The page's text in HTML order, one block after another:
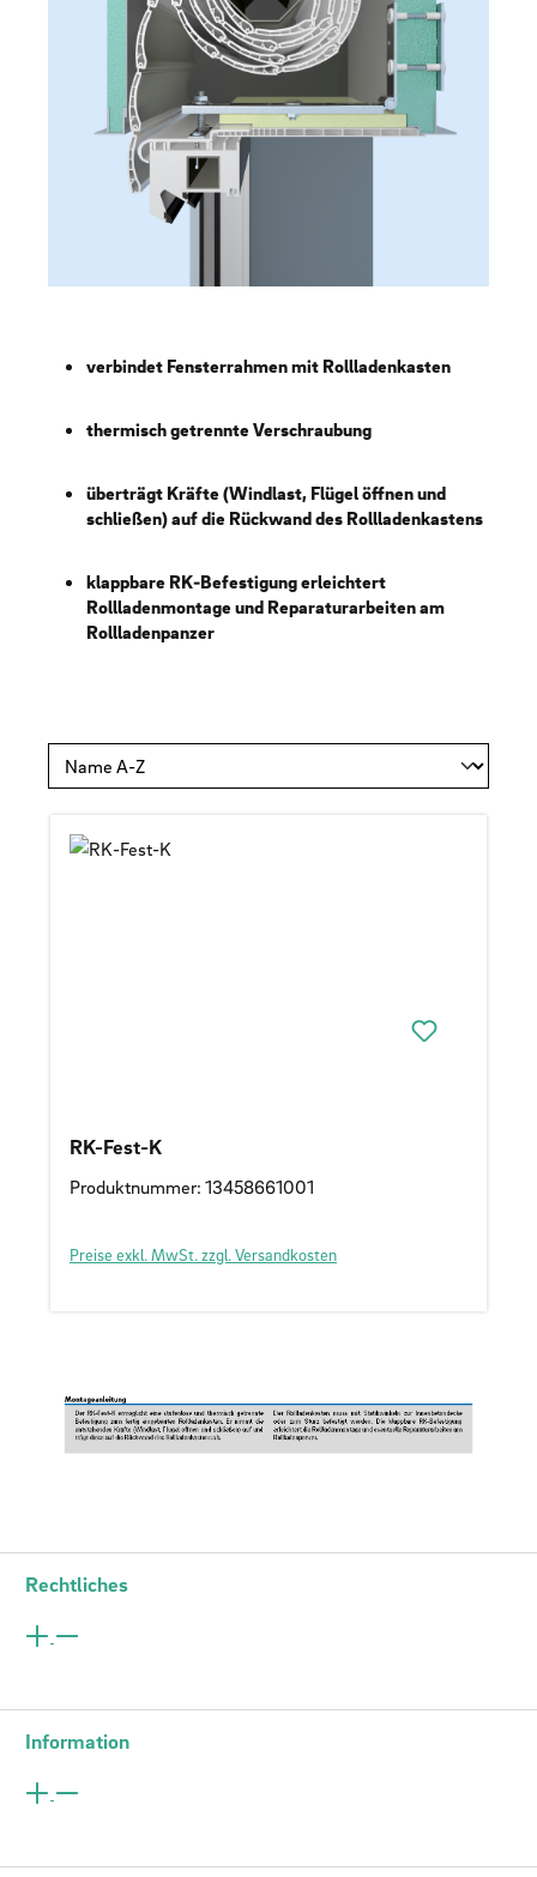
verbindet Fensterrahmen mit Rollladenkasten
thermisch getrennte Verschraubung
überträgt Kräfte (Windlast, Flügel öffnen und
schließen) auf die Rückwand des Rollladenkastens
klappbare RK-Befestigung erleichtert
Rollladenmontage und Reparaturarbeiten am
Rollladenpanzer
RK-Fest-K
Produktnummer: 13458661001
Preise exkl. MwSt. zzgl. Versandkosten
Rechtliches
Information